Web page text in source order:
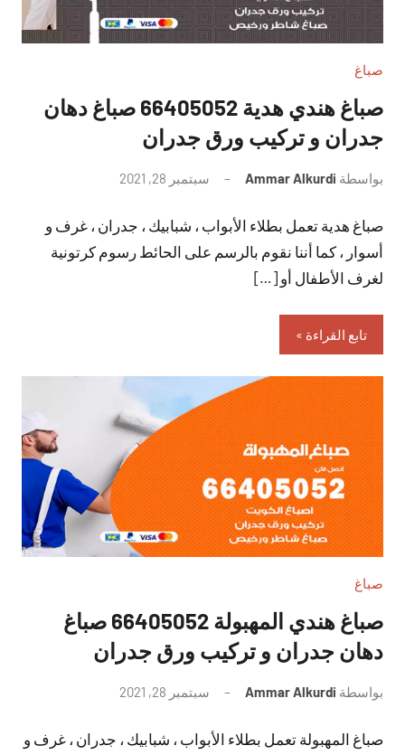
صباغ
صباغ هندي هدية 66405052 صباغ دهان
جدران و تركيب ورق جدران
بواسطة Ammar Alkurdi سبتمبر 28, 2021
تعليقات
صباغ هدية تعمل بطلاء الأبواب ، شبابيك ، جدران ، غرف و
أسوار ، كما أننا نقوم بالرسم على الحائط رسوم كرتونية
لغرف الأطفال أو […]
تابع القراءة
صباغ
صباغ هندي المهبولة 66405052 صباغ
دهان جدران و تركيب ورق جدران
بواسطة Ammar Alkurdi سبتمبر 28, 2021
تعليقات
صباغ المهبولة تعمل بطلاء الأبواب ، شبابيك ، جدران ، غرف و